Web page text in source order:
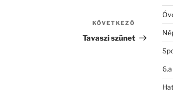
bejegyzés
KÖVETKEZŐ
Tavaszi szünet